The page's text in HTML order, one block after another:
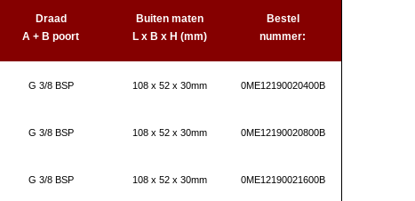
Draad
A + B poort
Buiten maten
L x B x H (mm)
Bestel
nummer:
G 3/8 BSP 108 x 52 x 30mm 0ME12190020400B
G 3/8 BSP 108 x 52 x 30mm 0ME12190020800B
G 3/8 BSP 108 x 52 x 30mm 0ME12190021600B